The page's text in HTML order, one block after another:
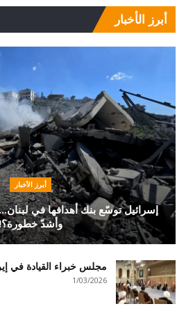
أبرز الأخبار
أبرز الأخبار
إسرائيل توسّع بنك أهدافها في
وأشدّ
مجلس خبراء القيادة في
1/03/2026